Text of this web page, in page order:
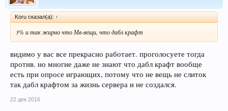
Koru сказал(а): ↑
3% и так жирно что Мв-вещи, что дабл крафт
видимо у вас все прекрасно работает. проголосуете тогда
против. но многие даже не знают что дабл крафт вообще
есть при опросе играющих, потому что не вещь не слиток
так дабл крафтом за жизнь сервера и не создался.
22 дек 2016